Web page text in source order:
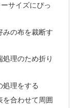
サイズにぴっ
みの布を裁断す
理のため折り
処理をする
を合わせて周囲